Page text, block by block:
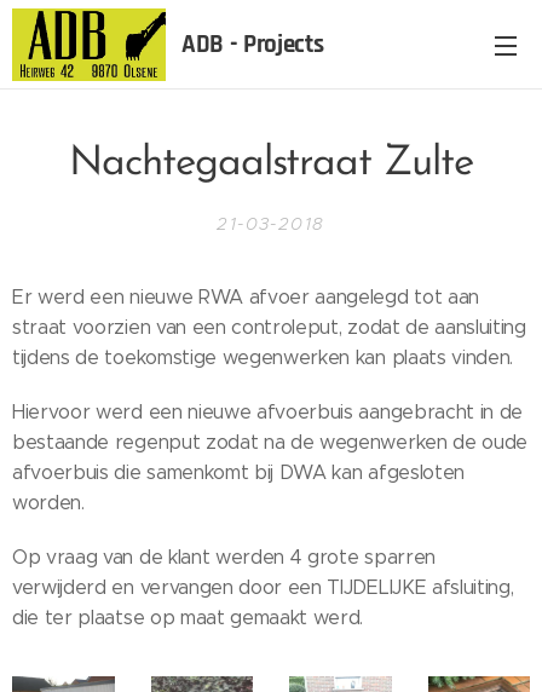
ADB - Projects
Nachtegaalstraat Zulte
21-03-2018
Er werd een nieuwe RWA afvoer aangelegd tot aan
straat voorzien van een controleput, zodat de aansluiting
tijdens de toekomstige wegenwerken kan plaats vinden.
Hiervoor werd een nieuwe afvoerbuis aangebracht in de
bestaande regenput zodat na de wegenwerken de oude
afvoerbuis die samenkomt bij DWA kan afgesloten
worden.
Op vraag van de klant werden 4 grote sparren
verwijderd en vervangen door een TIJDELIJKE afsluiting,
die ter plaatse op maat gemaakt werd.